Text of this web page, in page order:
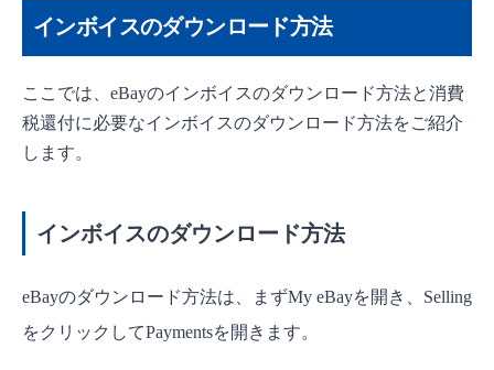
インボイスのダウンロード方法
ここでは、eBayのインボイスのダウンロード方法と消費
税還付に必要なインボイスのダウンロード方法をご紹介
します。
インボイスのダウンロード方法
eBayのダウンロード方法は、まずMy eBayを開き、Selling
をクリックしてPaymentsを開きます。